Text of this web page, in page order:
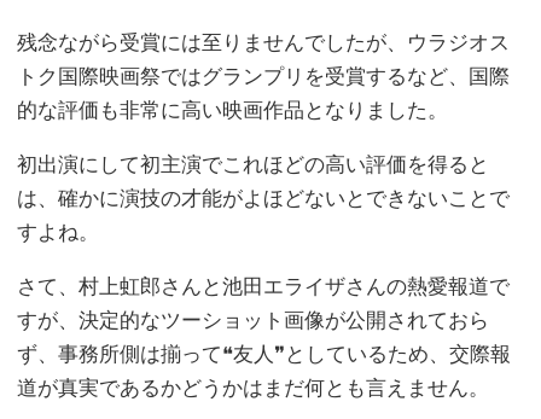
残念ながら受賞には至りませんでしたが、ウラジオス
トク国際映画祭ではグランプリを受賞するなど、国際
的な評価も非常に高い映画作品となりました。
初出演にして初主演でこれほどの高い評価を得ると
は、確かに演技の才能がよほどないとできないことで
すよね。
さて、村上虹郎さんと池田エライザさんの熱愛報道で
すが、決定的なツーショット画像が公開されておら
ず、事務所側は揃って❝友人❞としているため、交際報
道が真実であるかどうかはまだ何とも言えません。